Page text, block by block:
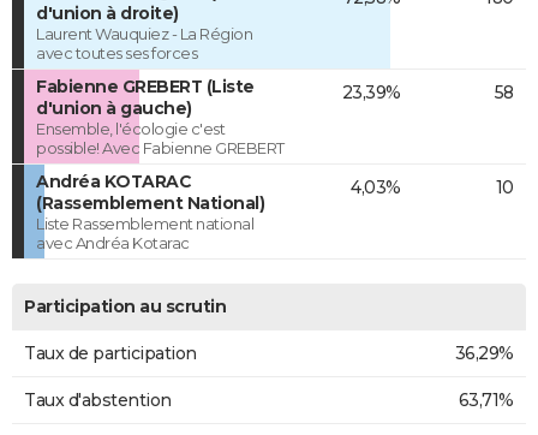
d'union à droite)
Laurent Wauquiez - La Région
avec toutes ses forces
Fabienne GREBERT (Liste
d'union à gauche)
Ensemble, l'écologie c'est
possible! Avec Fabienne GREBERT
23,39% 58
Andréa KOTARAC
(Rassemblement National)
Liste Rassemblement national
avec Andréa Kotarac
4,03% 10
Participation au scrutin
Taux de participation 36,29%
Taux d'abstention 63,71%